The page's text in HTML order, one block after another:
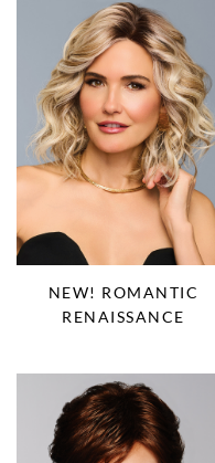
NEW! ROMANTIC
RENAISSANCE